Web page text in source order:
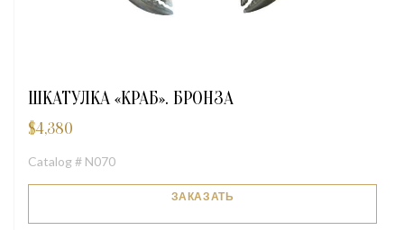
ШКАТУЛКА «КРАБ». БРОНЗА
$4,380
Catalog # N070
ЗАКАЗАТЬ